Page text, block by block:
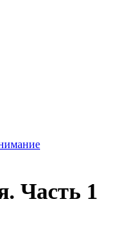
Часть 1